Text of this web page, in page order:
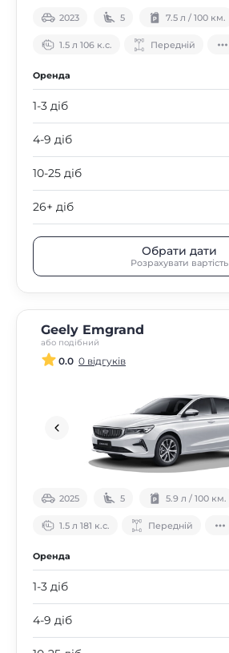
2023 5 7.5 л / 100 км.
1.5 л 106 к.с. Передній
Оренда
1-3 діб
4-9 діб
10-25 діб
26+ діб
Обрати дати
Розрахувати вартість
Geely Emgrand
або подібний
0.0 0 відгуків
2025 5 5.9 л / 100 км.
1.5 л 181 к.с. Передній
Оренда
1-3 діб
4-9 діб